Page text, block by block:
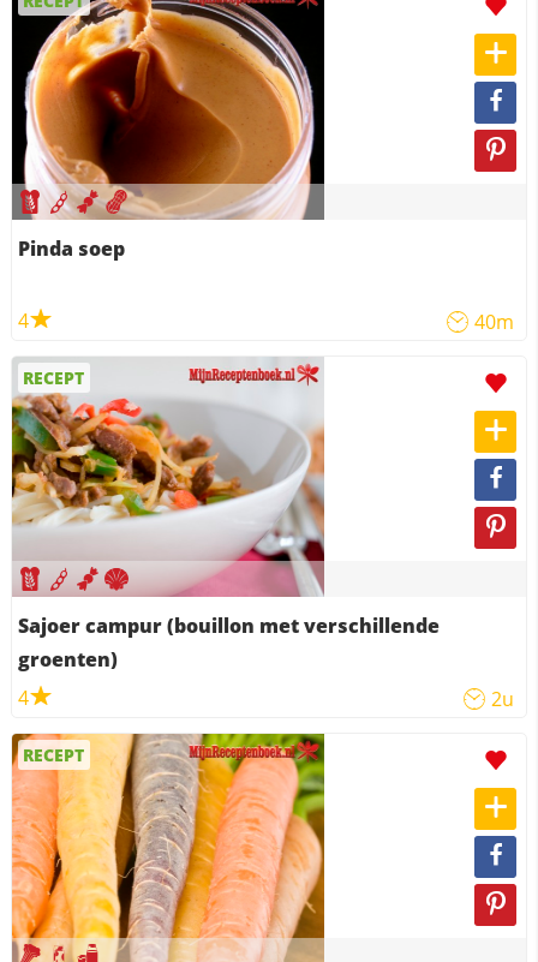
Pinda soep
4 40m
RECEPT
Sajoer campur (bouillon met verschillende
groenten)
4
2u
RECEPT